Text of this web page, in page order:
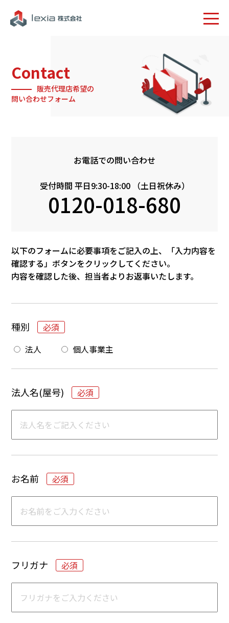
Contact
販売代理店希望の
問い合わせフォーム
お電話での問い合わせ
受付時間 平日9:30-18:00 （土日祝休み）
0120-018-680
以下のフォームに必要事項をご記入の上、「入力内容を
確認する」ボタンをクリックしてください。
内容を確認した後、担当者よりお返事いたします。
種別
法人 個人事業主
法人名(屋号)
お名前
フリガナ